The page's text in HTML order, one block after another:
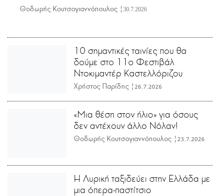
Θοδωρής Κουτσογιαννόπουλος | 30.7.2026
10 σημαντικές ταινίες που θα
δούμε στο 11ο Φεστιβάλ
Ντοκιμαντέρ Καστελλόριζου
Χρήστος Παρίδης | 26.7.2026
«Μια θέση στον ήλιο» για όσους
δεν αντέχουν άλλο Νόλαν!
Θοδωρής Κουτσογιαννόπουλος | 23.7.2026
Η Λυρική ταξιδεύει στην Ελλάδα με
μια όπερα-παστίτσιο